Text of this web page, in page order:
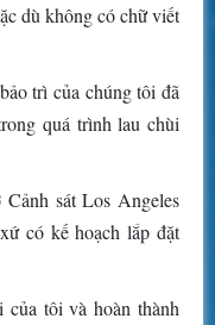
dù không có chữ viết
trì của chúng tôi đã
quá trình lau chùi
sát Los Angeles
có kế hoạch lắp đặt
của tôi và hoàn thành